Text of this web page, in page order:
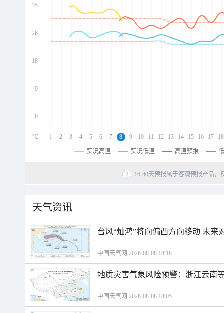
35
26
18
9
0
1 2 3 4 5 6 7 8 9 10 11 12 13 14 15 16 17 18
℃
实况高温 实况低温 高温预报
16-40天预报属于客观预报产品
天气资讯
台风“灿鸿”将向偏西方向移动 未来
中国天气网 2026-08-08 18:18
地质灾害气象风险预警：浙江云南
中国天气网 2026-08-08 18:05